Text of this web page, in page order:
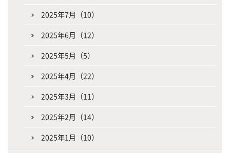
2025年7月（10）
2025年6月（12）
2025年5月（5）
2025年4月（22）
2025年3月（11）
2025年2月（14）
2025年1月（10）